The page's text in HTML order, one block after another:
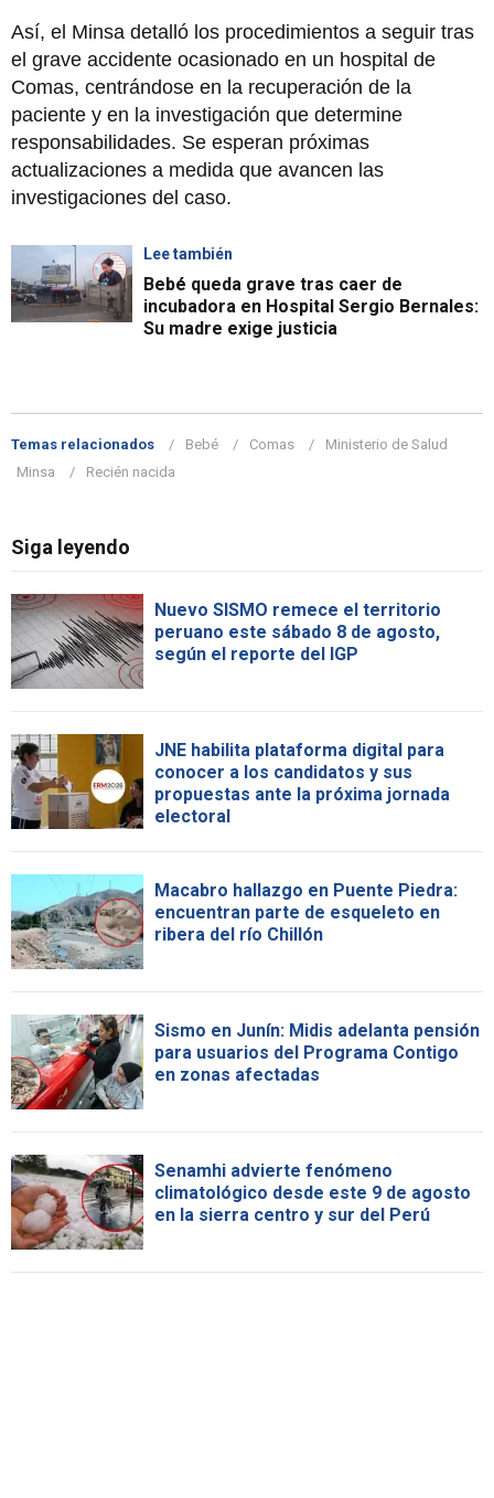
Así, el Minsa detalló los procedimientos a seguir tras
el grave accidente ocasionado en un hospital de
Comas, centrándose en la recuperación de la
paciente y en la investigación que determine
responsabilidades. Se esperan próximas
actualizaciones a medida que avancen las
investigaciones del caso.
Lee también
Bebé queda grave tras caer de
incubadora en Hospital Sergio Bernales:
Su madre exige justicia
Temas relacionados Bebé Comas
Ministerio de Salud
Minsa
Recién nacida
Siga leyendo
Nuevo SISMO remece el territorio
peruano este sábado 8 de agosto,
según el reporte del IGP
JNE habilita plataforma digital para
conocer a los candidatos y sus
propuestas ante la próxima jornada
electoral
Macabro hallazgo en Puente Piedra:
encuentran parte de esqueleto en
ribera del río Chillón
Sismo en Junín: Midis adelanta pensión
para usuarios del Programa Contigo
en zonas afectadas
Senamhi advierte fenómeno
climatológico desde este 9 de agosto
en la sierra centro y sur del Perú